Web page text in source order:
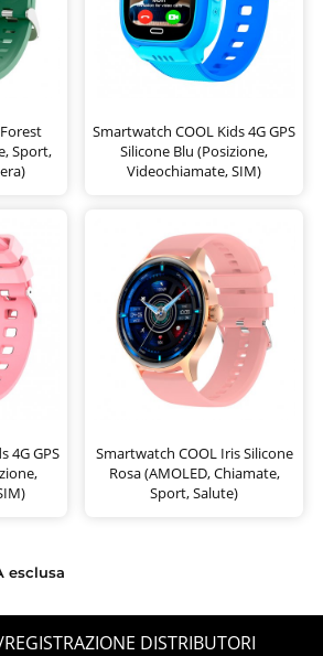
Sport,
Smartwatch COOL Kids 4G GPS
Silicone Blu (Posizione,
Videochiamate, SIM)
4G GPS
Smartwatch COOL Iris Silicone
Rosa (AMOLED, Chiamate,
Sport, Salute)
esclusa
DISTRIBUTORI